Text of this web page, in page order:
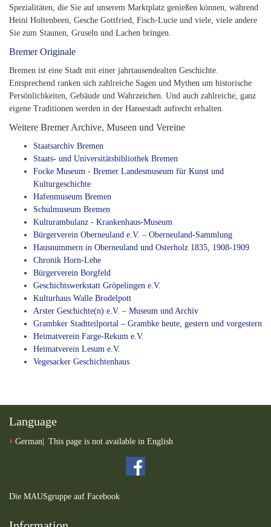
Spezialitäten, die Sie auf unserem Marktplatz genießen können, während
Heini Holtenbeen, Gesche Gottfried, Fisch-Lucie und viele, viele andere
Sie zum Staunen, Gruseln und Lachen bringen.
Bremer Originale
Bremen ist eine Stadt mit einer jahrtausendealten Geschichte.
Entsprechend ranken sich zahlreiche Sagen und Mythen um historische
Persönlichkeiten, Gebäude und Wahrzeichen. Und auch zahlreiche, ganz
eigene Traditionen werden in der Hansestadt aufrecht erhalten.
Weitere Bremer Archive, Museen und Vereine
Staatsarchiv Bremen
Staats- und Universitätsbibliothek Bremen
Focke Museum - Bremer Landesmuseum für Kunst und
Kulturgeschichte
Hafenmuseum Bremen
Schulmuseum Bremen
Kulturambulanz - Krankenhaus-Museum
Bürgerverein Oberneuland e.V. – Oberneuland-Sammlung
Hausnummern in Oberneuland und Osterholz 1835, 1908-1909
Chronik Horn-Lehe
Bürgerverein Borgfeld
Geschichtswerkstatt Gröpelingen e.V.
Kulturhaus Walle Brodelpott
Arster Geschichte(n) e.V. – Museum und Archiv
Grambker Stadtteilportal – Grambke heute, gestern und vorgestern
Heimatverein Farge-Rekum e.V.
Heimatverein Lesum e.V.
Vegesacker Geschichtenhaus
Language
German This page is not available in English
Die MAUSgruppe auf Facebook